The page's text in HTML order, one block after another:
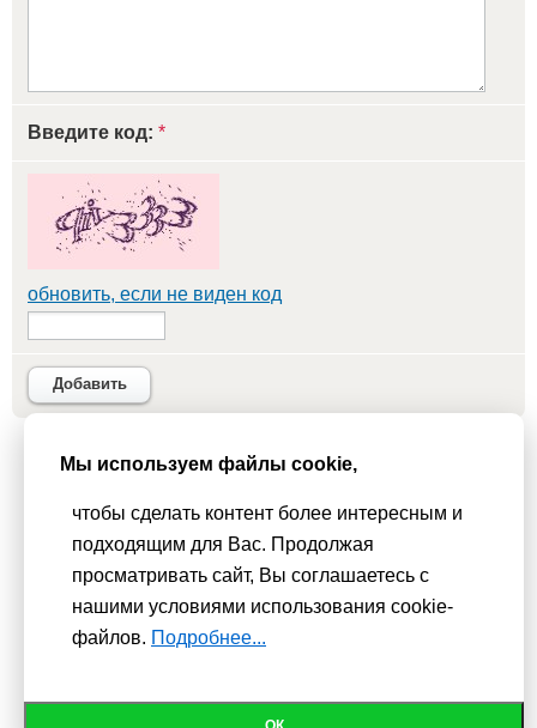
Введите код: *
обновить, если не виден код
Добавить
Мы используемcookie-файлыдля функционирования сайта. Если
Вас это не устраивает, пожалуйста, покиньте сайт.
конфиденциальности
При использовании материалов активная гиперссылка на
Сhudesenka.ru обязательна. © 2010 - 2026
Мы используем файлы cookie,
чтобы сделать контент более интересным и
подходящим для Вас. Продолжая
просматривать сайт, Вы соглашаетесь с
нашими условиями использования cookie-
файлов. Подробнее...